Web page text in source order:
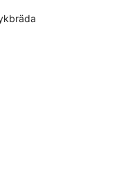
deras